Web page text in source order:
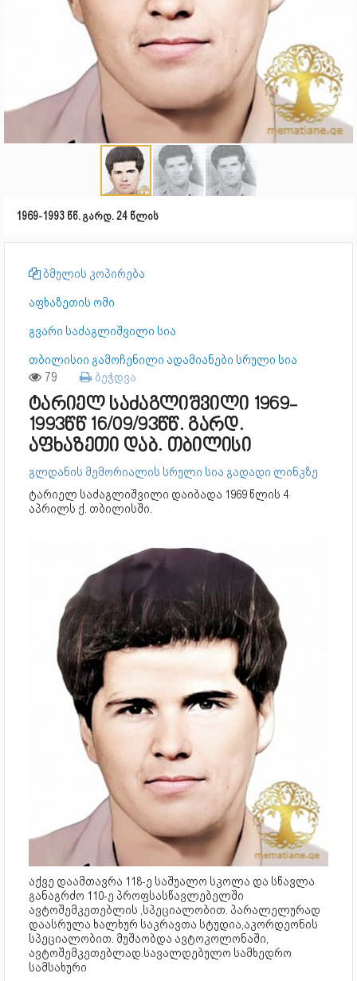
1969-1993 წწ. გარდ. 24 წლის
ბმულის კოპირება
აფხაზეთის ომი
გვარი საძაგლიშვილი სია
თბილისიი გამოჩენილი ადამიანები სრული სია
79 ბეჭდვა
ტარიელ საძაგლიშვილი 1969-
1993წწ 16/09/93წწ. გარდ.
აფხაზეთი დაბ. თბილისი
გლდანის მემორიალის სრული სია გადადი ლინკზე
ტარიელ საძაგლიშვილი დაიბადა 1969 წლის 4
აპრილს ქ. თბილისში.
აქვე დაამთავრა 118-ე საშუალო სკოლა და სწავლა
განაგრძო 110-ე პროფსასწავლებელში
ავტოშემკეთებლის ,სპეციალობით. პარალელურად
დაასრულა ხალხურ საკრავთა სტუდია,აკორდეონის
სპეციალობით. მუშაობდა ავტოკოლონაში,
ავტოშემკეთებლად.სავალდებულო სამხედრო
სამსახური